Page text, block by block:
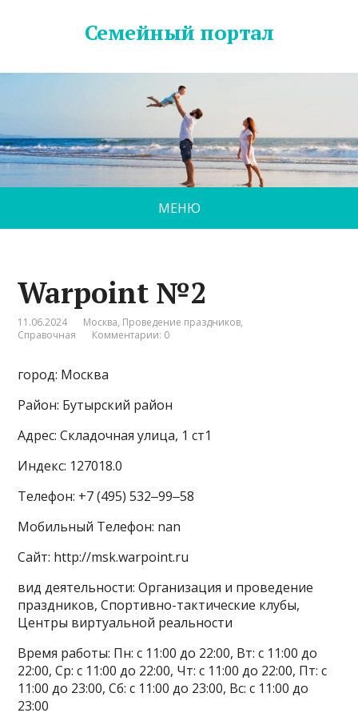
Семейный портал
МЕНЮ
Warpoint №2
11.06.2024 Москва, Проведение праздников,
Справочная
Комментарии: 0
город: Москва
Район: Бутырский район
Адрес: Складочная улица, 1 ст1
Индекс: 127018.0
Телефон: +7 (495) 532‒99‒58
Мобильный Телефон: nan
Сайт: http://msk.warpoint.ru
вид деятельности: Организация и проведение
праздников, Спортивно-тактические клубы,
Центры виртуальной реальности
Время работы: Пн: с 11:00 до 22:00, Вт: с 11:00 до
22:00, Ср: с 11:00 до 22:00, Чт: с 11:00 до 22:00, Пт: с
11:00 до 23:00, Сб: с 11:00 до 23:00, Вс: с 11:00 до
23:00